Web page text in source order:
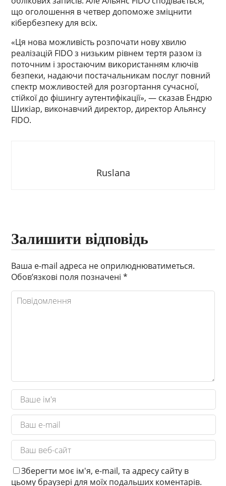
що оголошення в четвер допоможе зміцнити
кібербезпеку для всіх.
«Ця нова можливість розпочати нову хвилю
реалізацій FIDO з низьким рівнем тертя разом із
поточним і зростаючим використанням ключів
безпеки, надаючи постачальникам послуг повний
спектр можливостей для розгортання сучасної,
стійкої до фішингу аутентифікації», — сказав Ендрю
Шикіар, виконавчий директор, директор Альянсу
FIDO.
Ruslana
Залишити відповідь
Ваша e-mail адреса не оприлюднюватиметься.
Обов’язкові поля позначені*
Зберегти моє ім'я, e-mail, та адресу сайту в
цьому браузері для моїх подальших коментарів.